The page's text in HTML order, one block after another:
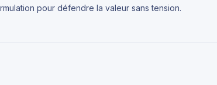
pour défendre la valeur sans tension.